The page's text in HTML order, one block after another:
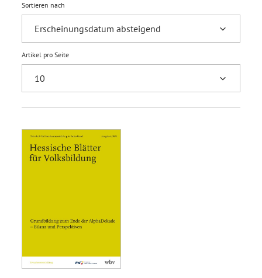
Sortieren nach
Artikel pro Seite